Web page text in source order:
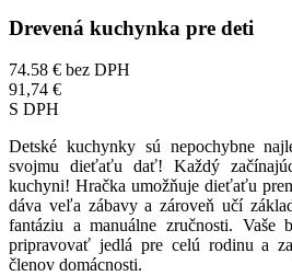
Drevená kuchynka pre deti
74.58 € bez DPH
91,74 €
S DPH
Detské kuchynky sú nepochybne
svojmu dieťaťu dať! Každý
kuchyni! Hračka umožňuje dieťaťu
dáva veľa zábavy a zároveň učí
fantáziu a manuálne zručnosti. Vaše
pripravovať jedlá pre celú rodinu a
členov domácnosti.